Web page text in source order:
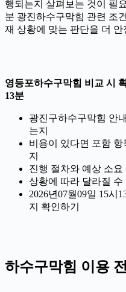
행되는지 살펴보는 것이 필
분 광진하수구막힘 관련 조
재 상황에 맞는 판단을 더
영등포하수구막힘 비교 시
13분
광진구하수구막힘 안
는지
비용이 있다면 포함
지
진행 절차와 예상 소요
상황에 따라 달라질 수
2026년07월09일 15시
지 확인하기
하수구막힘 이용